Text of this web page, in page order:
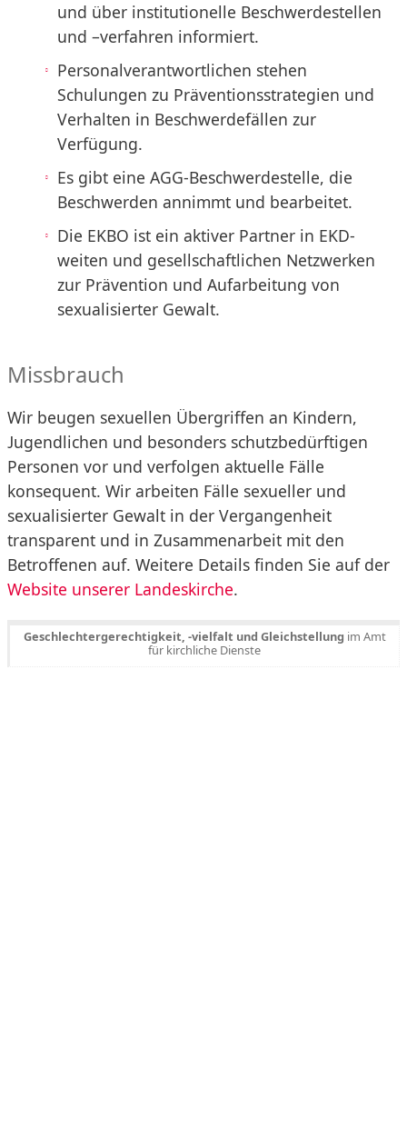
und über institutionelle Beschwerdestellen
und –verfahren informiert.
Personalverantwortlichen stehen
Schulungen zu Präventionsstrategien und
Verhalten in Beschwerdefällen zur
Verfügung.
Es gibt eine AGG-Beschwerdestelle, die
Beschwerden annimmt und bearbeitet.
Die EKBO ist ein aktiver Partner in EKD-
weiten und gesellschaftlichen Netzwerken
zur Prävention und Aufarbeitung von
sexualisierter Gewalt.
Missbrauch
Wir beugen sexuellen Übergriffen an Kindern,
Jugendlichen und besonders schutzbedürftigen
Personen vor und verfolgen aktuelle Fälle
konsequent. Wir arbeiten Fälle sexueller und
sexualisierter Gewalt in der Vergangenheit
transparent und in Zusammenarbeit mit den
Betroffenen auf. Weitere Details finden Sie auf der
Website unserer Landeskirche.
Geschlechtergerechtigkeit, -vielfalt und Gleichstellung im Amt
für kirchliche Dienste